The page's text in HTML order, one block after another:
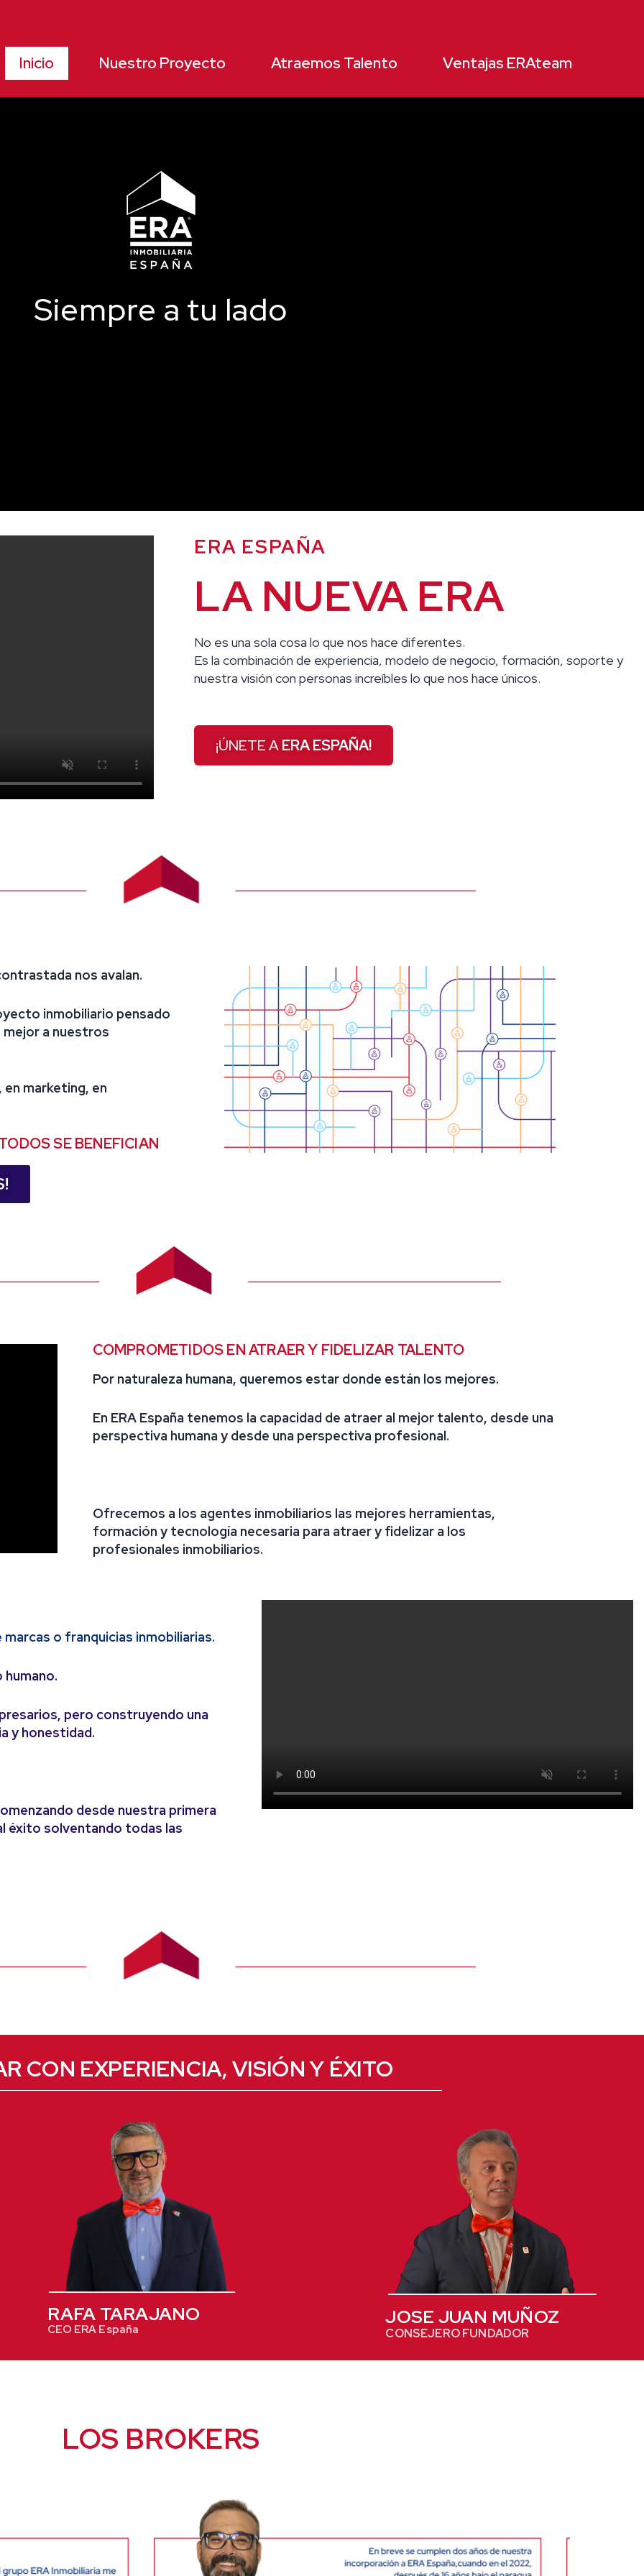
Inicio Nuestro Proyecto Atraemos Talento Ventajas ERAteam
Siempre a tu lado
ERA ESPAÑA
LA NUEVA ERA
No es una sola cosa lo que nos hace diferentes.
Es la combinación de experiencia, modelo de negocio, formación, soporte y
nuestra visión con personas increíbles lo que nos hace únicos.
¡ÚNETE AERA ESPAÑA!
nos avalan.
inmobiliario pensado
mejor a nuestros
marketing, en
SE BENEFICIAN
COMPROMETIDOS EN ATRAER Y FIDELIZAR TALENTO
Por naturaleza humana, queremos estar donde están los mejores.
En ERA España tenemos la capacidad de atraer al mejor talento, desde una
perspectiva humana y desde una perspectiva profesional.
Ofrecemos a los agentes inmobiliarios las mejores herramientas,
formación y tecnología necesaria para atraer y fidelizar a los
profesionales inmobiliarios.
o franquicias inmobiliarias.
pero construyendo una
y honestidad.
desde nuestra primera
éxito solventando todas las
CON EXPERIENCIA, VISIÓN Y ÉXITO
RAFA TARAJANO
CEO ERA España
JOSE JUAN MUÑOZ
CONSEJERO FUNDADOR
LOS BROKERS